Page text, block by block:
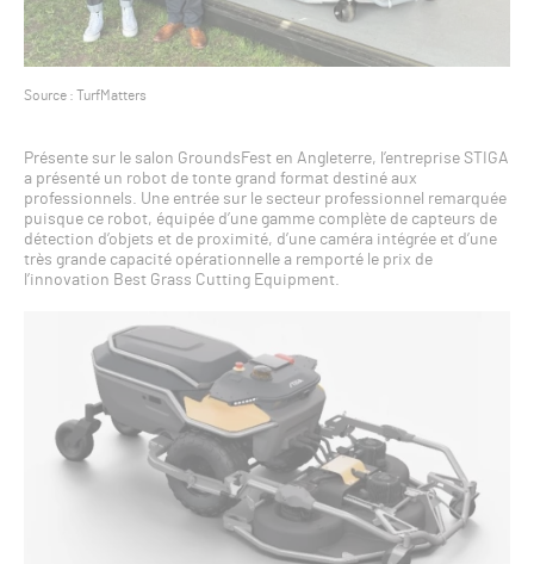
Source : TurfMatters
Présente sur le salon GroundsFest en Angleterre, l’entreprise STIGA
a présenté un robot de tonte grand format destiné aux
professionnels. Une entrée sur le secteur professionnel remarquée
puisque ce robot, équipée d’une gamme complète de capteurs de
détection d’objets et de proximité, d’une caméra intégrée et d’une
très grande capacité opérationnelle a remporté le prix de
l’innovation Best Grass Cutting Equipment.